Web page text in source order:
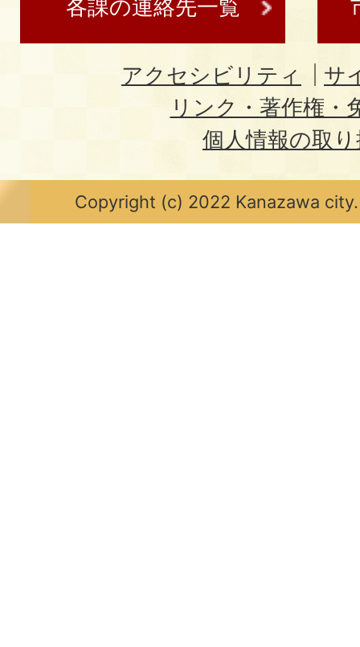
各課の連絡先一覧
アクセシビリティ
サ
リンク・著作権・
個人情報の取
Copyright (c) 2022 Kanazawa